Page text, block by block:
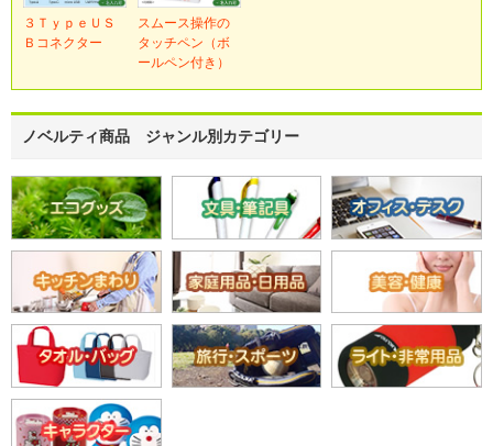
３ＴｙｐｅＵＳ
Ｂコネクター
スムース操作の
タッチペン（ボ
ールペン付き）
ノベルティ商品 ジャンル別カテゴリー